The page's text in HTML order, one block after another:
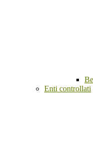
Enti controllati